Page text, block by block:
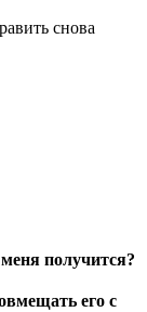
снова
получится?
его с